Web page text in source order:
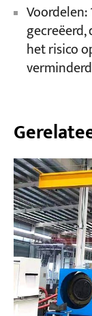
Voordelen:
het risico
verminderd